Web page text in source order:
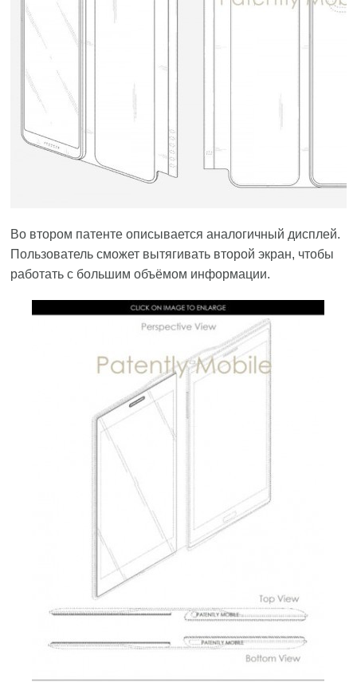
Во втором патенте описывается аналогичный дисплей.
Пользователь сможет вытягивать второй экран, чтобы
работать с большим объёмом информации.